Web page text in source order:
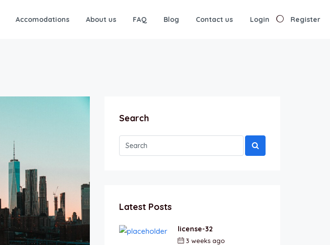
Accomodations About us FAQ Blog Contact us Login Register
Search
Latest Posts
license-32
3 weeks ago